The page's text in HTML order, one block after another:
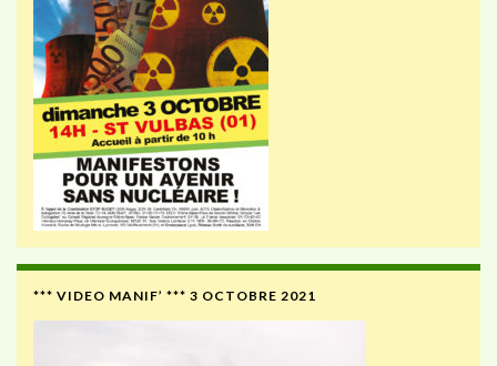
*** VIDEO MANIF’ *** 3 OCTOBRE 2021